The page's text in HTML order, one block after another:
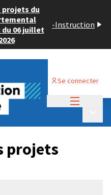
projets du
du 06 juillet
-Instruction
Se connecter
projets